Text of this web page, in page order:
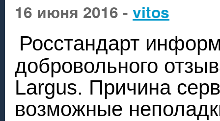
16 июня 2016 - vitos
Росстандарт
добровольного
Largus. Причина
возможные